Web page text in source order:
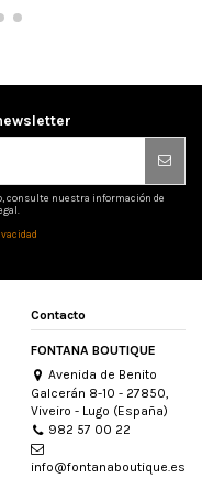
consulte nuestra información de
Contacto
FONTANA BOUTIQUE
Avenida de Benito
Galcerán 8-10 - 27850,
Viveiro - Lugo (España)
982 57 00 22
info@fontanaboutique.es